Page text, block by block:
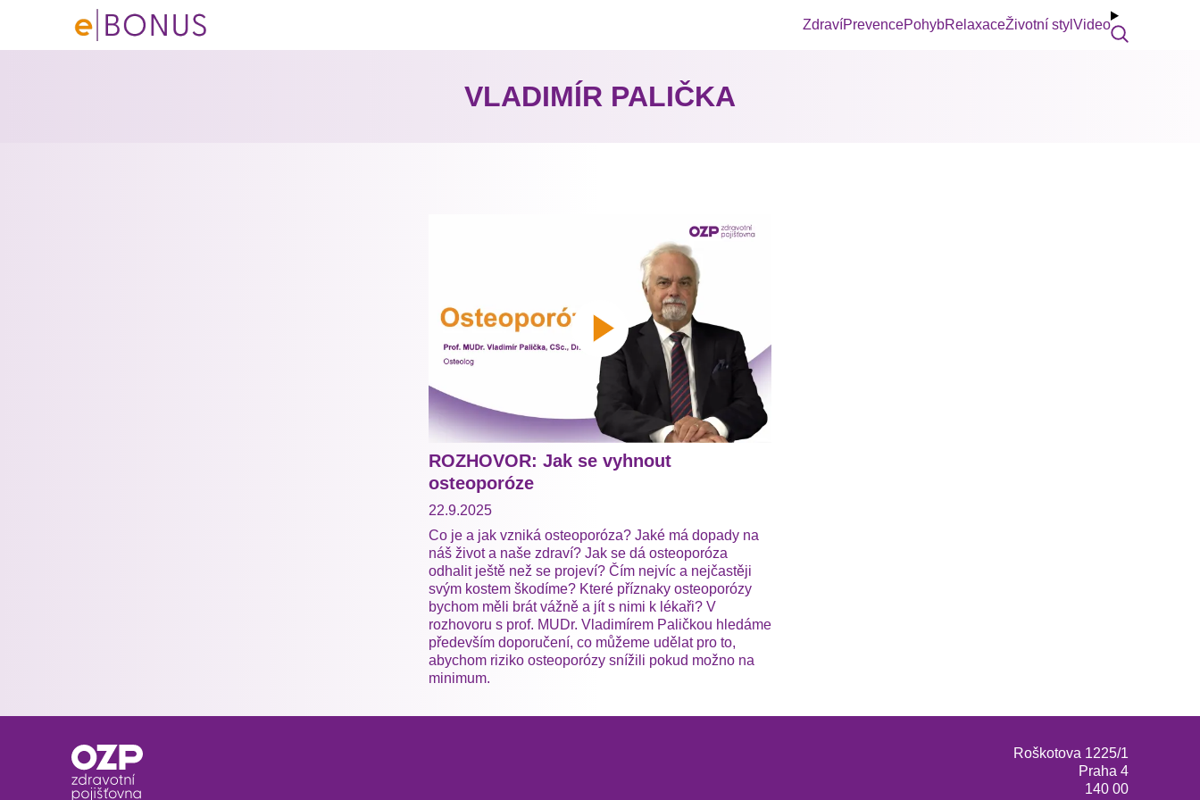
ZdravíPrevencePohybRelaxaceŽivotní styl Video
VLADIMÍR PALIČKA
ROZHOVOR: Jak se vyhnout
osteoporóze
22.9.2025
Co je a jak vzniká osteoporóza? Jaké má dopady na
náš život a naše zdraví? Jak se dá osteoporóza
odhalit ještě než se projeví? Čím nejvíc a nejčastěji
svým kostem škodíme? Které příznaky osteoporózy
bychom měli brát vážně a jít s nimi k lékaři? V
rozhovoru s prof. MUDr. Vladimírem Paličkou hledáme
především doporučení, co můžeme udělat pro to,
abychom riziko osteoporózy snížili pokud možno na
minimum.
Roškotova 1225/1
Praha 4
140 00